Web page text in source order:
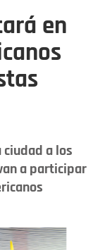
en
ciudad a los
a participar